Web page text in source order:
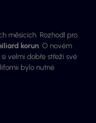
měsících. Rozhodl pro
korun. O novém
velmi dobře střeží své
bylo nutné